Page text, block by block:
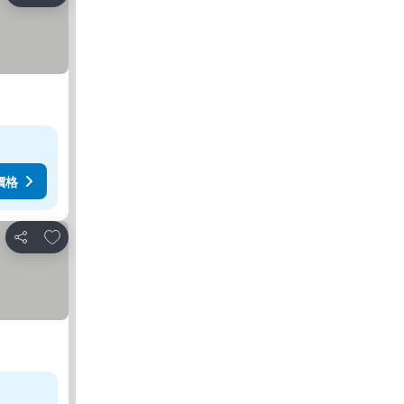
格
分享
加入我的最愛